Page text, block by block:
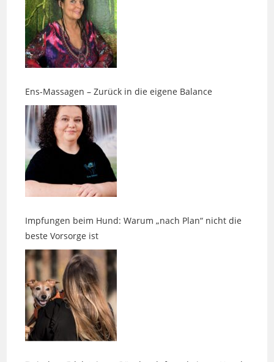
Ens-Massagen – Zurück in die eigene Balance
Impfungen beim Hund: Warum „nach Plan“ nicht die
Zwischen Edelsteinen, Räucherduft und einem Hauch